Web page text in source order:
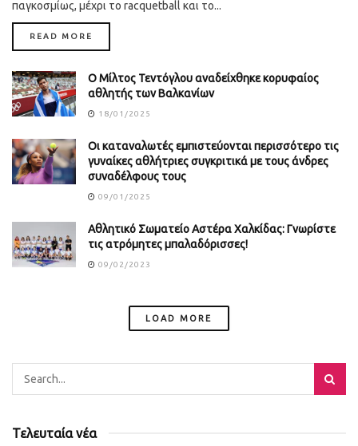
παγκοσμίως, μέχρι το racquetball και το...
READ MORE
O Mίλτος Τεντόγλου αναδείχθηκε κορυφαίος
αθλητής των Βαλκανίων
18/01/2025
Οι καταναλωτές εμπιστεύονται περισσότερο τις
γυναίκες αθλήτριες συγκριτικά με τους άνδρες
συναδέλφους τους
09/01/2025
Αθλητικό Σωματείο Αστέρα Χαλκίδας: Γνωρίστε
τις ατρόμητες μπαλαδόρισσες!
09/02/2023
LOAD MORE
Τελευταία νέα